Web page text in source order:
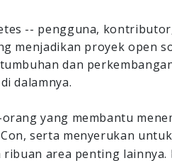
-- pengguna,
menjadikan proyek open
dan
dalamnya.
yang membantu
serta menyerukan
area penting